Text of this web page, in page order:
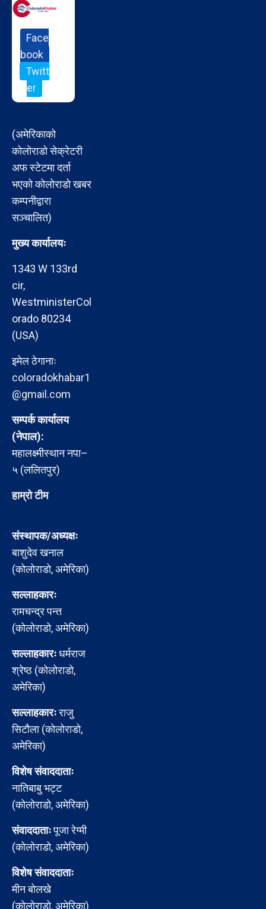
Face
book
Twitt
er
(अमेरिकाको
कोलोराडो सेक्रेटरी
अफ स्टेटमा दर्ता
भएको कोलोराडो खबर
कम्पनीद्वारा
सञ्चालित)
मुख्य कार्यालयः
1343 W 133rd
cir,
WestministerCol
orado 80234
(USA)
इमेल ठेगानाः
coloradokhabar1
@gmail.com
सम्पर्क कार्यालय
(नेपाल):
महालक्ष्मीस्थान नपा–
५ (ललितपुर)
हाम्रो टीम
संस्थापक/अध्यक्षः
बाशुदेव खनाल
(कोलोराडो, अमेरिका)
सल्लाहकारः
रामचन्द्र पन्त
(कोलोराडो, अमेरिका)
सल्लाहकारःधर्मराज
श्रेष्ठ (कोलोराडो,
अमेरिका)
सल्लाहकारःराजु
सिटौला (कोलोराडो,
अमेरिका)
विशेष संवाददाताः
नातिबाबु भट्ट
(कोलोराडो, अमेरिका)
संवाददाताःपूजा रेग्मी
(कोलोराडो, अमेरिका)
विशेष संवाददाताः
मीन बोलखे
(कोलोराडो, अमेरिका)